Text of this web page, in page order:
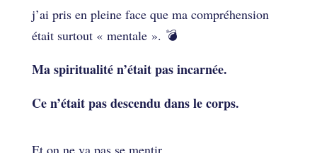
j’ai pris en pleine face que ma compréhension
était surtout « mentale ». 💣
Ma spiritualité n’était pas incarnée.
Ce n’était pas descendu dans le corps.
Et on ne va pas se mentir…